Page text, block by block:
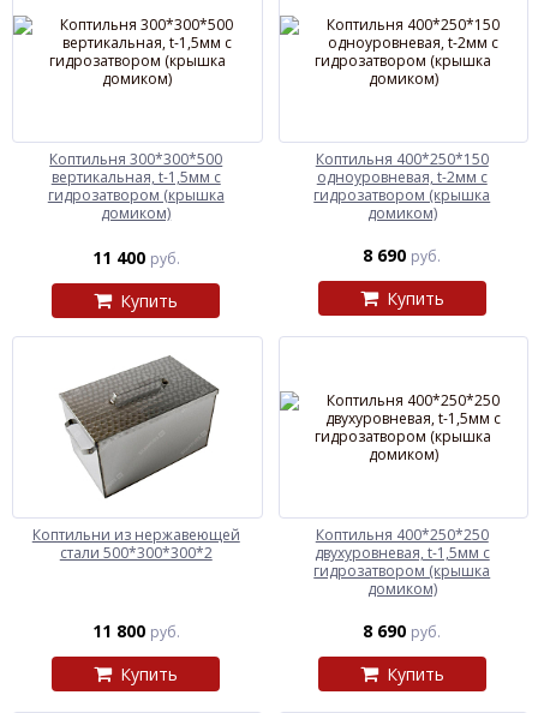
Коптильня 300*300*500
вертикальная, t-1,5мм с
гидрозатвором (крышка
домиком)
11 400 руб.
Купить
Коптильня 400*250*150
одноуровневая, t-2мм с
гидрозатвором (крышка
домиком)
8 690 руб.
Купить
Коптильни из нержавеющей
стали 500*300*300*2
11 800 руб.
Купить
Коптильня 400*250*250
двухуровневая, t-1,5мм с
гидрозатвором (крышка
домиком)
8 690 руб.
Купить